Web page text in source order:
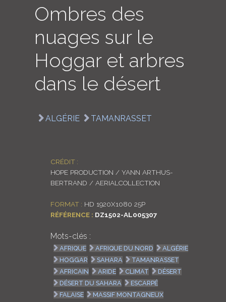
ENGLISH
Ombres des
nuages sur le
Hoggar et arbres
dans le désert
ALGÉRIE TAMANRASSET
CRÉDIT :
HOPE PRODUCTION / YANN ARTHUS-
BERTRAND / AERIALCOLLECTION
FORMAT : HD 1920X1080 25P
RÉFÉRENCE : DZ1502-AL005307
Mots-clés :
AFRIQUE AFRIQUE DU NORD
ALGÉRIE
HOGGAR
SAHARA
TAMANRASSET
AFRICAIN
ARIDE CLIMAT
DÉSERT
DÉSERT DU SAHARA
ESCARPÉ
FALAISE
MASSIF MONTAGNEUX